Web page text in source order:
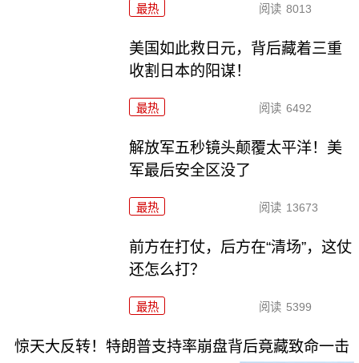
最热 阅读 8013
美国如此救日元，背后藏着三重
收割日本的阳谋！
最热 阅读 6492
解放军五秒镜头颠覆太平洋！美
军最后安全区没了
最热 阅读 13673
前方在打仗，后方在“清场”，这仗
还怎么打？
最热 阅读 5399
惊天大反转！特朗普支持率崩盘背后竟藏致命一击